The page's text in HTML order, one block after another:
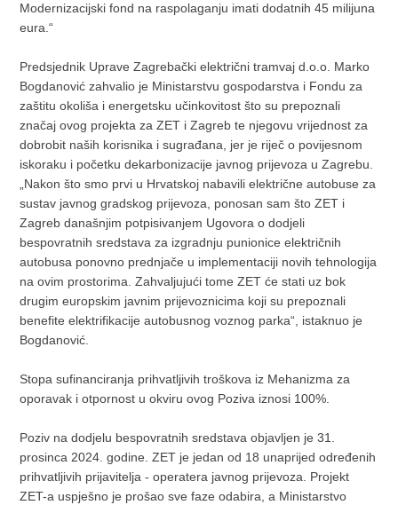
Modernizacijski fond na raspolaganju imati dodatnih 45 milijuna
eura.“
Predsjednik Uprave Zagrebački električni tramvaj d.o.o. Marko
Bogdanović zahvalio je Ministarstvu gospodarstva i Fondu za
zaštitu okoliša i energetsku učinkovitost što su prepoznali
značaj ovog projekta za ZET i Zagreb te njegovu vrijednost za
dobrobit naših korisnika i sugrađana, jer je riječ o povijesnom
iskoraku i početku dekarbonizacije javnog prijevoza u Zagrebu.
„Nakon što smo prvi u Hrvatskoj nabavili električne autobuse za
sustav javnog gradskog prijevoza, ponosan sam što ZET i
Zagreb današnjim potpisivanjem Ugovora o dodjeli
bespovratnih sredstava za izgradnju punionice električnih
autobusa ponovno prednjače u implementaciji novih tehnologija
na ovim prostorima. Zahvaljujući tome ZET će stati uz bok
drugim europskim javnim prijevoznicima koji su prepoznali
benefite elektrifikacije autobusnog voznog parka“, istaknuo je
Bogdanović.
Stopa sufinanciranja prihvatljivih troškova iz Mehanizma za
oporavak i otpornost u okviru ovog Poziva iznosi 100%.
Poziv na dodjelu bespovratnih sredstava objavljen je 31.
prosinca 2024. godine. ZET je jedan od 18 unaprijed određenih
prihvatljivih prijavitelja - operatera javnog prijevoza. Projekt
ZET-a uspješno je prošao sve faze odabira, a Ministarstvo